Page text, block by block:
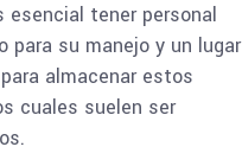
esencial tener personal
para su manejo y un lugar
almacenar estos
cuales suelen ser